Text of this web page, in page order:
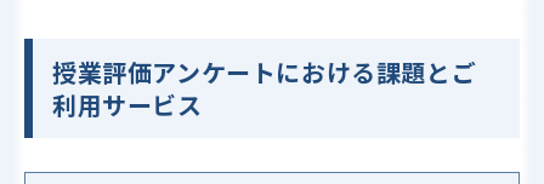
授業評価アンケートにおける課題とご
利用サービス